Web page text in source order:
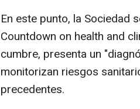
En este punto, la Sociedad
Countdown on health and
cumbre, presenta un
monitorizan riesgos
precedentes.